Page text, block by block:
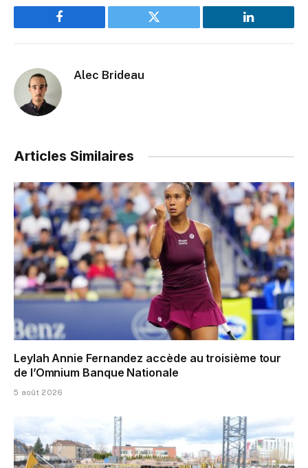
Facebook Twitter LinkedIn
Alec Brideau
Articles Similaires
Leylah Annie Fernandez accède au troisième tour
de l’Omnium Banque Nationale
5 août 2026